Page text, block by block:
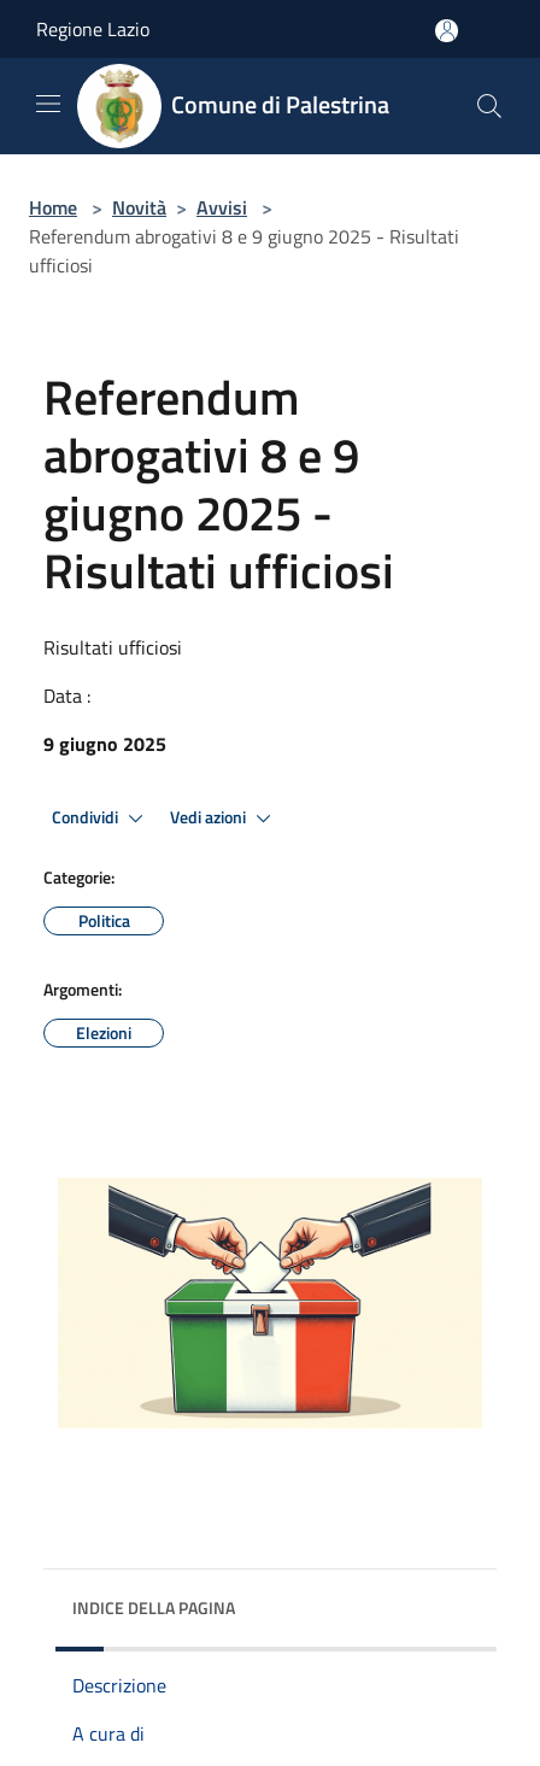
Regione Lazio
Comune di Palestrina
Home > Novità > Avvisi >
Referendum abrogativi 8 e 9 giugno 2025 - Risultati
ufficiosi
Referendum
abrogativi 8 e 9
giugno 2025 -
Risultati ufficiosi
Risultati ufficiosi
Data :
9 giugno 2025
Condividi Vedi azioni
Categorie:
Politica
Argomenti:
Elezioni
INDICE DELLA PAGINA
Descrizione
A cura di